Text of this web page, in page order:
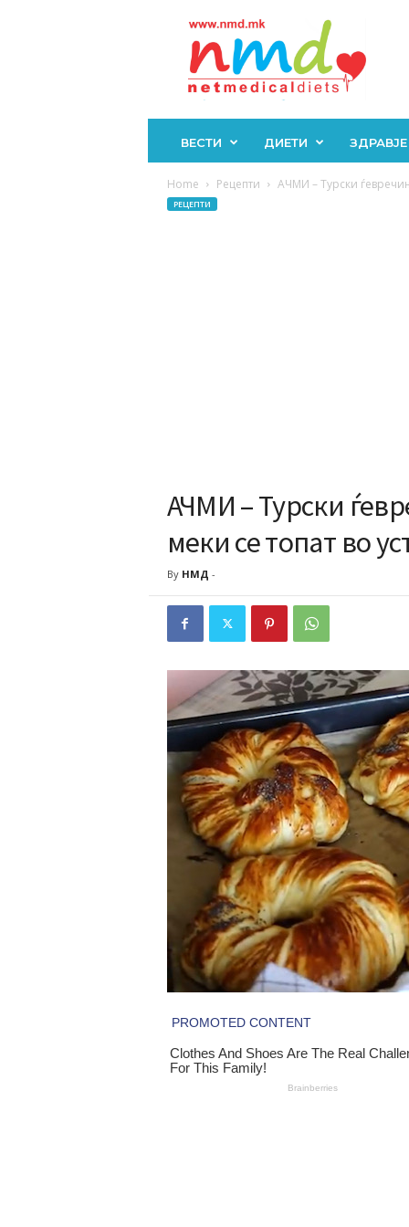
ВЕСТИ ДИЕТИ ЗДРАВЈЕ
Home Рецепти АЧМИ – Турски
РЕЦЕПТИ
АЧМИ – Турски
меки се топат во
By НМД -